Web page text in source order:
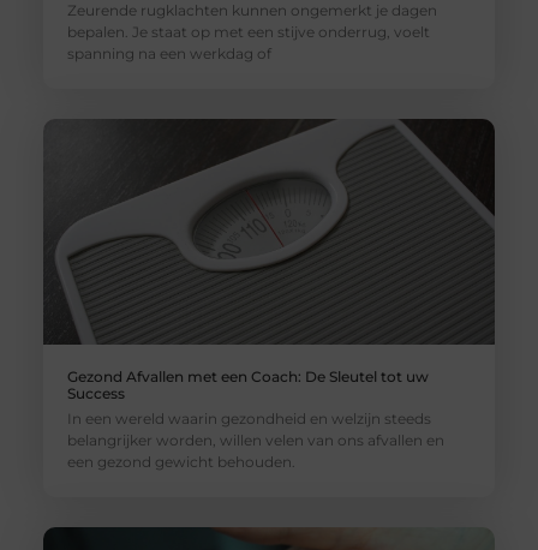
Zeurende rugklachten kunnen ongemerkt je dagen
bepalen. Je staat op met een stijve onderrug, voelt
spanning na een werkdag of
Gezond Afvallen met een Coach: De Sleutel tot uw
Success
In een wereld waarin gezondheid en welzijn steeds
belangrijker worden, willen velen van ons afvallen en
een gezond gewicht behouden.